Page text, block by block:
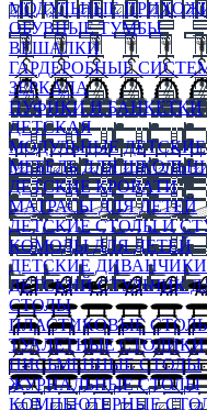
МОДУЛЬНЫЕ
ОБУВНЫЕ ТУМБЫ
ВЕШАЛКИ
ГАРДЕРОБНЫЕ
ЗЕРКАЛА
ПУФИКИ И БАНКЕТКИ
ДЕТСКАЯ
МОДУЛЬНЫЕ ДЕТСКИЕ
МЕБЕЛЬ ДЛЯ
ДЕТСКИЕ КРОВАТИ
МАТРАСЫ ДЛЯ ДЕТЕЙ
ДЕТСКИЕ СТОЛЫ И
КОМОДЫ ДЛЯ ДЕТЕЙ
ДЕТСКИЕ ДИВАНЧИКИ
ДЕТСКИЙ СТУЛЬЧИК
СТОЛЫ
ПЛАСТИКОВЫЕ
ТУАЛЕТНЫЕ СТОЛИКИ
ПИСЬМЕННЫЕ СТОЛЫ
ЖУРНАЛЬНЫЕ СТОЛЫ
КОМПЬЮТЕРНЫЕ